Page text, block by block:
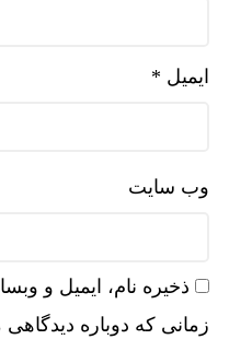
ایمیل *
وب‌ سایت
ذخیره نام، ایمیل و
زمانی که دوباره